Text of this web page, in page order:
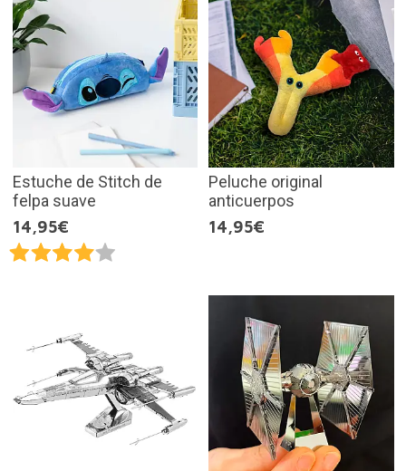
Estuche de Stitch de
felpa suave
14,95€
Peluche original
anticuerpos
14,95€